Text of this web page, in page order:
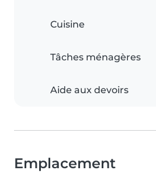
Cuisine
Tâches ménagères
Aide aux devoirs
Emplacement